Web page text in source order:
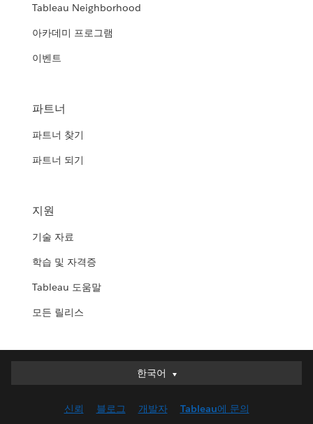
Tableau Neighborhood
아카데미 프로그램
이벤트
파트너
파트너 찾기
파트너 되기
지원
기술 자료
학습 및 자격증
Tableau 도움말
모든 릴리스
한국어
한국어
English (UK)
신뢰 블로그 개발자 Tableau에 문의